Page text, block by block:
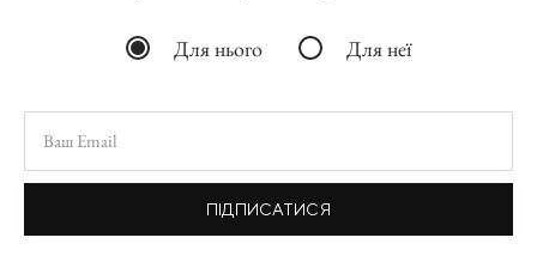
Для нього Для неї
ПІДПИСАТИСЯ